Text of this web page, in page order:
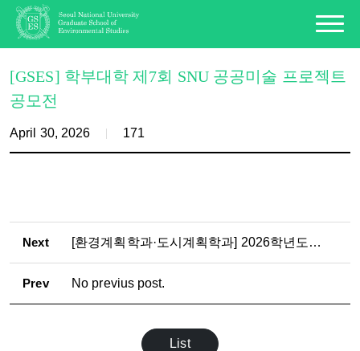
[GSES] 학부대학 제7회 SNU 공공미술 프로젝트
공모전
April 30, 2026 171
Next [환경계획학과·도시계획학과] 2026학년도 2학기 석·박사과정 논문제출자격시험 응시자 수료 점검표 제출 안내
Prev No previus post.
List